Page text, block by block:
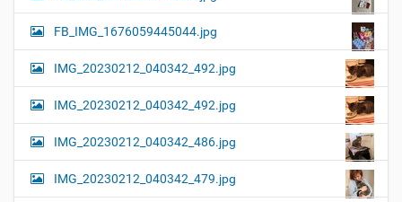
FB_IMG_1676059445044.jpg
IMG_20230212_040342_492.jpg
IMG_20230212_040342_492.jpg
IMG_20230212_040342_486.jpg
IMG_20230212_040342_479.jpg